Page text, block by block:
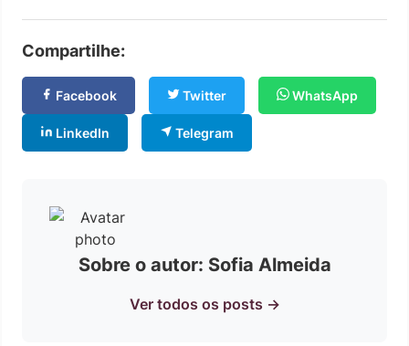
Compartilhe:
Facebook Twitter WhatsApp
LinkedIn Telegram
Sobre o autor: Sofia Almeida
Ver todos os posts →